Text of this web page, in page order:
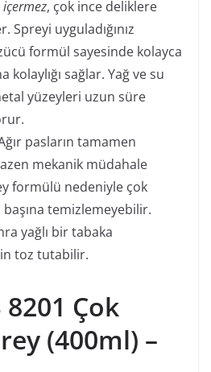
, çok ince deliklere
Spreyi uyguladığınız
formül sayesinde kolayca
kolaylığı sağlar. Yağ ve su
yüzeyleri uzun süre
pasların tamamen
mekanik müdahale
formülü nedeniyle çok
başına temizlemeyebilir.
yağlı bir tabaka
toz tutabilir.
Çok
(400ml) –